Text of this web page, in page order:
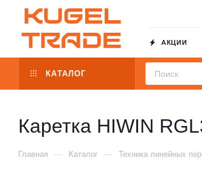
АКЦИИ
КАТАЛОГ
Каретка HIWIN
Главная — Каталог — Техника линейных